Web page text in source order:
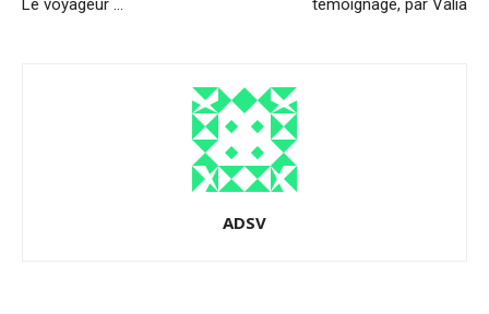
Le voyageur …
témoignage, par Valia
ADSV